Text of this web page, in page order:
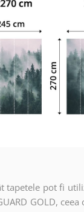
tapetele pot fi
GOLD,